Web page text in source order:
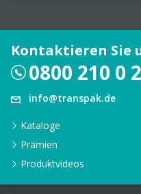
Kontaktieren Sie
0800 210 0
info@transpak.de
Kataloge
Prämien
Produktvideos